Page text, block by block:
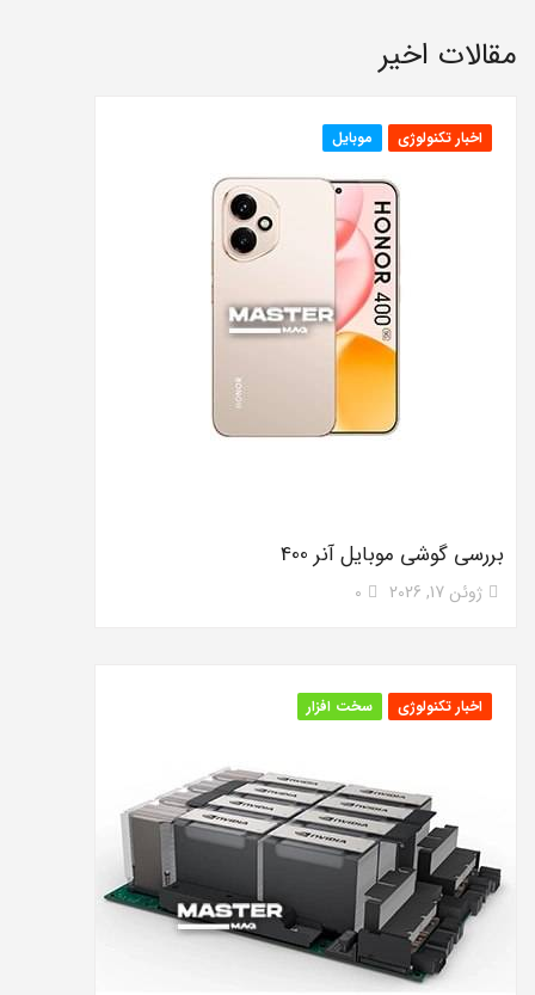
مقالات اخیر
اخبار تکنولوژی موبایل
بررسی گوشی موبایل آنر 400
ژوئن 17, 2026 0
اخبار تکنولوژی سخت افزار